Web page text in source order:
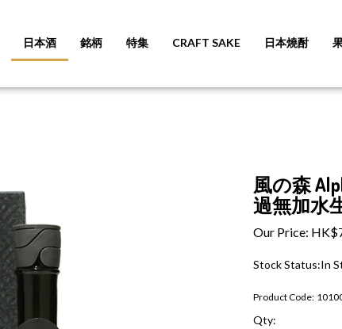
日本酒 銘柄 特集 CRAFT SAKE 日本燒酎
風の森
過無加水
Our Price: HK$
Stock Status:In
Product Code:
Qty: